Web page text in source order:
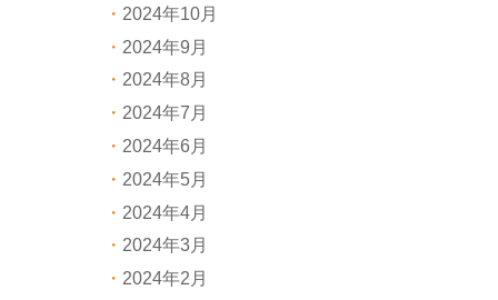
2024年10月
2024年9月
2024年8月
2024年7月
2024年6月
2024年5月
2024年4月
2024年3月
2024年2月